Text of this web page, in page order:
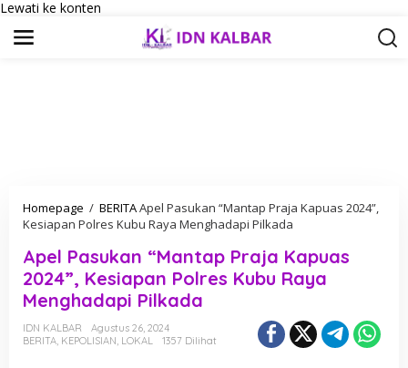
Lewati ke konten
Homepage / BERITAApel Pasukan “Mantap Praja Kapuas 2024”,
Kesiapan Polres Kubu Raya Menghadapi Pilkada
Apel Pasukan “Mantap Praja Kapuas
2024”, Kesiapan Polres Kubu Raya
Menghadapi Pilkada
IDN KALBAR
Agustus 26, 2024
BERITA, KEPOLISIAN, LOKAL 1357 Dilihat